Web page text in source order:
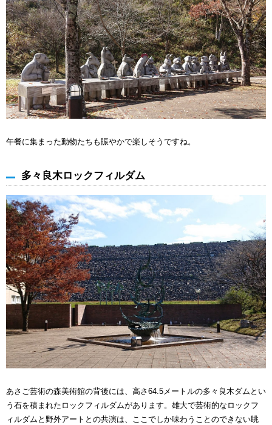
午餐に集まった動物たちも賑やかで楽しそうですね。
多々良木ロックフィルダム
あさご芸術の森美術館の背後には、高さ64.5メートルの多々良木ダムとい
う石を積まれたロックフィルダムがあります。雄大で芸術的なロックフ
ィルダムと野外アートとの共演は、ここでしか味わうことのできない眺